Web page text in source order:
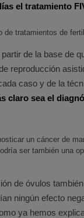
el tratamiento
de tratamientos de
de la base de
reproducción
caso y de la
claro sea el
un cáncer de
ser también una
de óvulos
ningún efecto
ya hemos